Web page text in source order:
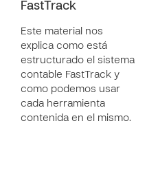
FastTrack
Este material nos
explica como está
estructurado el sistema
contable FastTrack y
como podemos usar
cada herramienta
contenida en el mismo.